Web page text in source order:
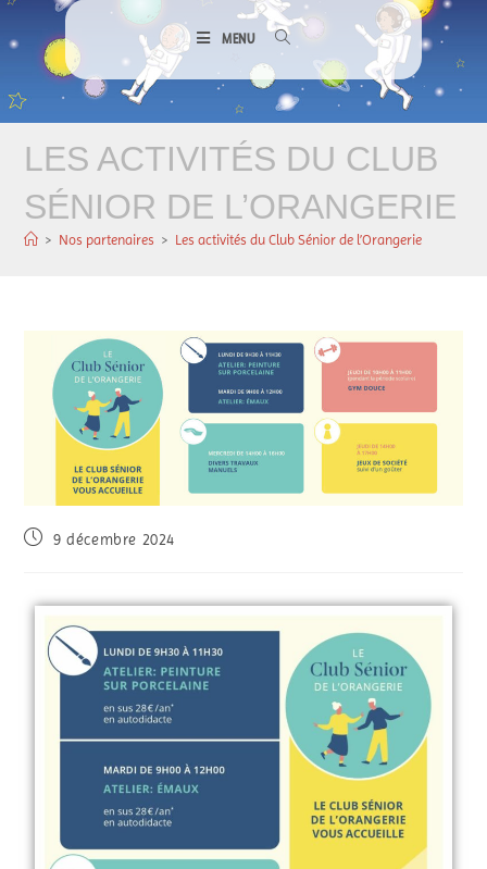
MENU
LES ACTIVITÉS DU CLUB
SÉNIOR DE L’ORANGERIE
> Nos partenaires > Les activités du Club Sénior de l’Orangerie
9 décembre 2024